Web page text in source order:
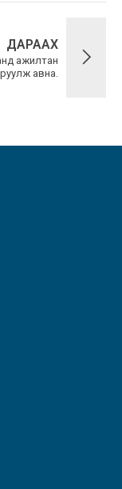
ДАРААХ
ажилтан
авна.